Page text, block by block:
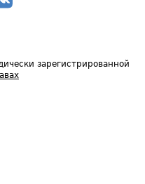
зарегистрированной